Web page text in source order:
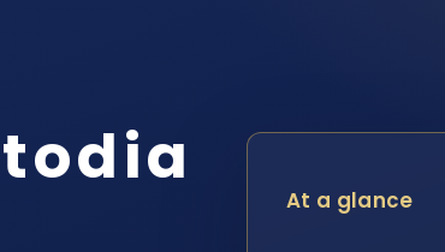
At a glance